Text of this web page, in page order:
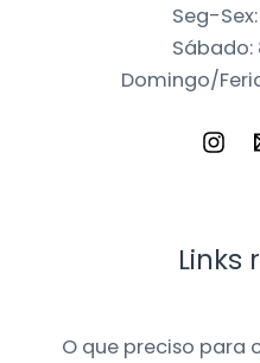
Seg-
Sábado:
Domingo/
Links
O que preciso para